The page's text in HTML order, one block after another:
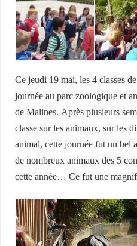
Ce jeudi 19 mai, les 4 classes
journée au parc zoologique et
de Malines. Après plusieurs
classe sur les animaux, sur les
animal, cette journée fut un bel
de nombreux animaux des 5
cette année… Ce fut une